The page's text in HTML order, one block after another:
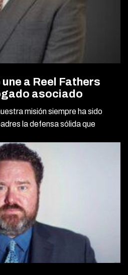
a Reel Fathers
asociado
misión siempre ha sido
la defensa sólida que